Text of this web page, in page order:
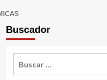
Buscador